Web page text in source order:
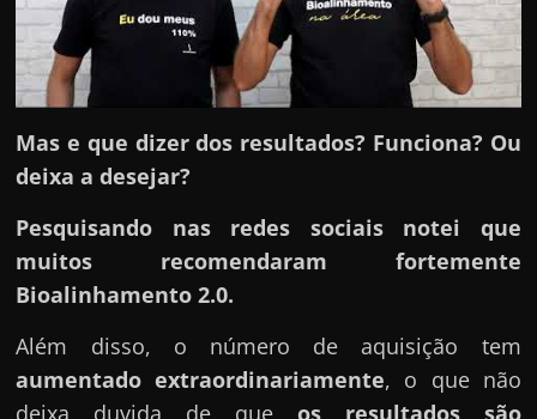
á
p
e
s
o
u
e
m
a
n
Mas e que dizer dos resultados? Funciona? Ou
deixa a desejar?
Pesquisando nas redes sociais notei que
muitos recomendaram fortemente
Bioalinhamento 2.0.
Além disso, o número de aquisição tem
aumentado extraordinariamente, o que não
deixa duvida de que os resultados são